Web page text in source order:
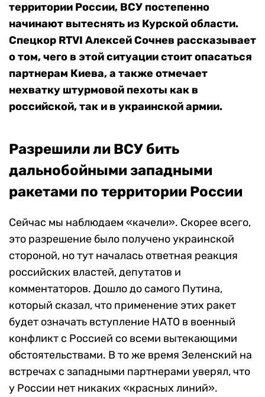
территории России, ВСУ постепенно
начинают вытеснять из Курской области.
Спецкор RTVI Алексей Сочнев рассказывает
о том, чего в этой ситуации стоит опасаться
партнерам Киева, а также отмечает
нехватку штурмовой пехоты как в
российской, так и в украинской армии.
Разрешили ли ВСУ бить
дальнобойными западными
ракетами по территории России
Сейчас мы наблюдаем «качели». Скорее всего,
это разрешение было получено украинской
стороной, но тут началась ответная реакция
российских властей, депутатов и
комментаторов. Дошло до самого Путина,
который сказал, что применение этих ракет
будет означать вступление НАТО в военный
конфликт с Россией со всеми вытекающими
обстоятельствами. В то же время Зеленский на
встречах с западными партнерами уверял, что
у России нет никаких «красных линий».